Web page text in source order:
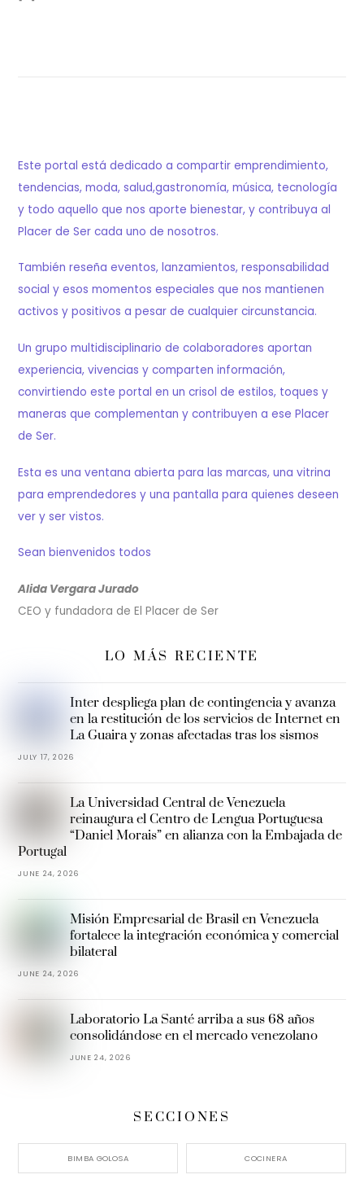
Este portal está dedicado a compartir emprendimiento,
tendencias, moda, salud,gastronomía, música, tecnología
y todo aquello que nos aporte bienestar, y contribuya al
Placer de Ser cada uno de nosotros.
También reseña eventos, lanzamientos, responsabilidad
social y esos momentos especiales que nos mantienen
activos y positivos a pesar de cualquier circunstancia.
Un grupo multidisciplinario de colaboradores aportan
experiencia, vivencias y comparten información,
convirtiendo este portal en un crisol de estilos, toques y
maneras que complementan y contribuyen a ese Placer
de Ser.
Esta es una ventana abierta para las marcas, una vitrina
para emprendedores y una pantalla para quienes deseen
ver y ser vistos.
Sean bienvenidos todos
Alida Vergara Jurado
CEO y fundadora de El Placer de Ser
LO MÁS RECIENTE
Inter despliega plan de contingencia y avanza
en la restitución de los servicios de Internet en
La Guaira y zonas afectadas tras los sismos
JULY 17, 2026
La Universidad Central de Venezuela
reinaugura el Centro de Lengua Portuguesa
“Daniel Morais” en alianza con la Embajada de
Portugal
JUNE 24, 2026
Misión Empresarial de Brasil en Venezuela
fortalece la integración económica y comercial
bilateral
JUNE 24, 2026
Laboratorio La Santé arriba a sus 68 años
consolidándose en el mercado venezolano
JUNE 24, 2026
SECCIONES
BIMBA GOLOSA COCINERA